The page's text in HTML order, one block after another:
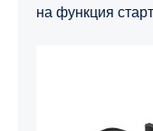
на функция